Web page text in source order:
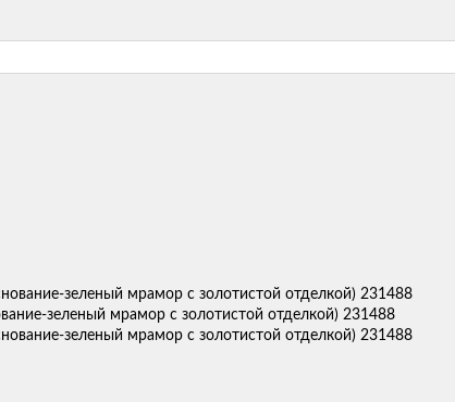
зеленый мрамор с золотистой отделкой) 231488